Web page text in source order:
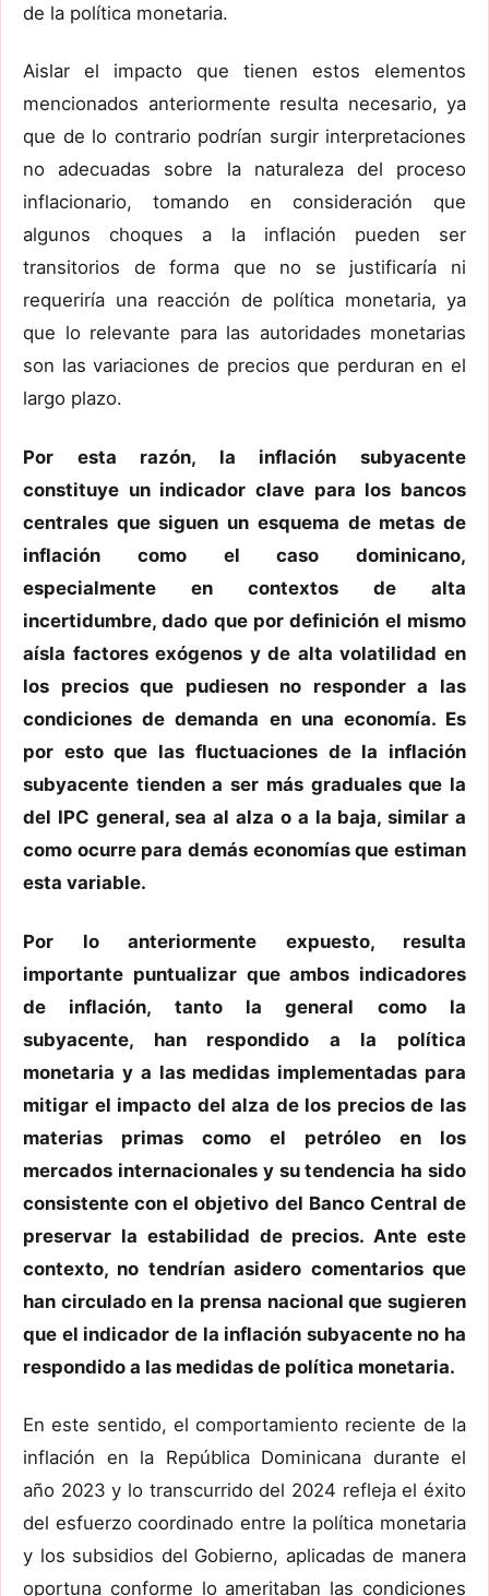
de la política monetaria.
Aislar el impacto que tienen estos elementos
mencionados anteriormente resulta necesario, ya
que de lo contrario podrían surgir interpretaciones
no adecuadas sobre la naturaleza del proceso
inflacionario, tomando en consideración que
algunos choques a la inflación pueden ser
transitorios de forma que no se justificaría ni
requeriría una reacción de política monetaria, ya
que lo relevante para las autoridades monetarias
son las variaciones de precios que perduran en el
largo plazo.
Por esta razón, la inflación subyacente
constituye un indicador clave para los bancos
centrales que siguen un esquema de metas de
inflación como el caso dominicano,
especialmente en contextos de alta
incertidumbre, dado que por definición el mismo
aísla factores exógenos y de alta volatilidad en
los precios que pudiesen no responder a las
condiciones de demanda en una economía. Es
por esto que las fluctuaciones de la inflación
subyacente tienden a ser más graduales que la
del IPC general, sea al alza o a la baja, similar a
como ocurre para demás economías que estiman
esta variable.
Por lo anteriormente expuesto, resulta
importante puntualizar que ambos indicadores
de inflación, tanto la general como la
subyacente, han respondido a la política
monetaria y a las medidas implementadas para
mitigar el impacto del alza de los precios de las
materias primas como el petróleo en los
mercados internacionales y su tendencia ha sido
consistente con el objetivo del Banco Central de
preservar la estabilidad de precios. Ante este
contexto, no tendrían asidero comentarios que
han circulado en la prensa nacional que sugieren
que el indicador de la inflación subyacente no ha
respondido a las medidas de política monetaria.
En este sentido, el comportamiento reciente de la
inflación en la República Dominicana durante el
año 2023 y lo transcurrido del 2024 refleja el éxito
del esfuerzo coordinado entre la política monetaria
y los subsidios del Gobierno, aplicadas de manera
oportuna conforme lo ameritaban las condiciones